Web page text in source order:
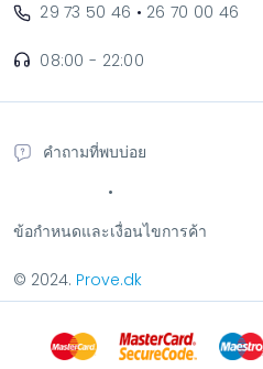
29 73 50 46 • 26 70 00 46
08:00 - 22:00
คำถามที่พบบ่อย
•
ข้อกำหนดและเงื่อนไขการค้า
© 2024. Prove.dk